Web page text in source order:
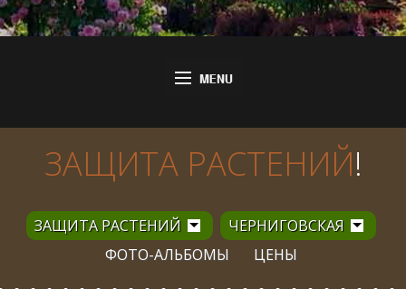
ЗАЩИТА РАСТЕНИЙ!
ЗАЩИТА РАСТЕНИЙ
ЧЕРНИГОВСКАЯ
ФОТО-АЛЬБОМЫ
ЦЕНЫ